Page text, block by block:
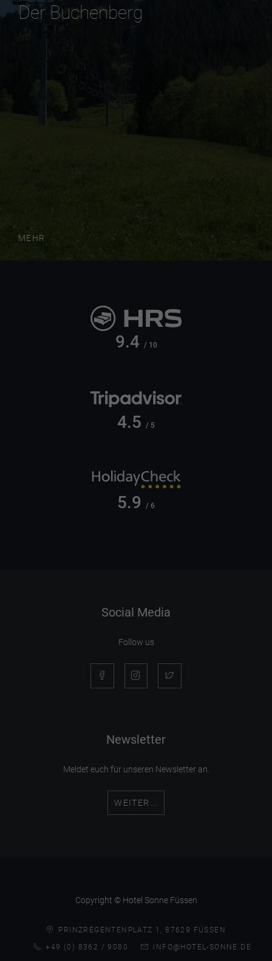
Der Buchenberg
MEHR
9.4 / 10
4.5 / 5
5.9 / 6
Social Media
Follow us
Newsletter
Meldet euch für unseren Newsletter an.
WEITER...
Copyright © Hotel Sonne Füssen
PRINZREGENTENPLATZ 1, 87629 FÜSSEN
+49 (0) 8362 / 9080
INFO@HOTEL-SONNE.DE